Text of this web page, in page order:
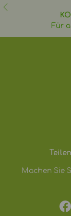
VORHERIGE
Für
Machen Sie